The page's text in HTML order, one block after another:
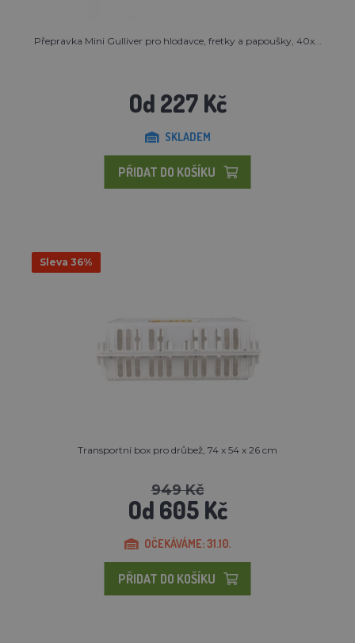
Přepravka Mini Gulliver pro hlodavce, fretky a papoušky, 40x...
Od 227 Kč
SKLADEM
PŘIDAT DO KOŠÍKU
Sleva 36%
Transportní box pro drůbež, 74 x 54 x 26 cm
949 Kč
Od 605 Kč
OČEKÁVÁME: 31.10.
PŘIDAT DO KOŠÍKU